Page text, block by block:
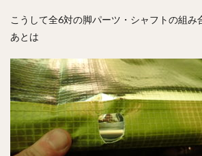
こうして全6対の脚パーツ・シャフトの組み
あとは